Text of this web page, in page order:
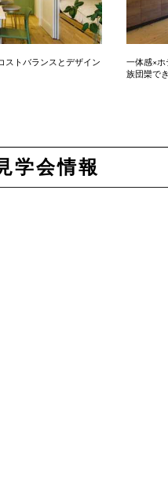
ストバランスとデザイン
一体感×
族団欒で
学会情報